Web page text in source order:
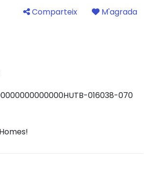
Comparteix M'agrada
016038-070